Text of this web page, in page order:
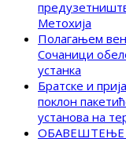
Метохија
Полагањем
Сочаници
устанка
Братске и
поклон
установа на
ОБАВЕШТЕЊЕ